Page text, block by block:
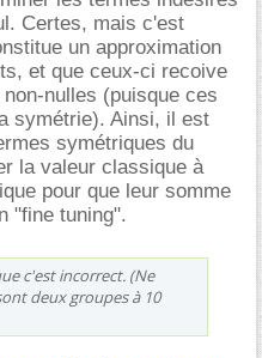
Certes, mais c'est
un approximation
et que ceux-ci recoive
nulles (puisque ces
symétrie). Ainsi, il est
symétriques du
la valeur classique à
pour que leur somme
"fine tuning".
c'est incorrect. (Ne
deux groupes à 10